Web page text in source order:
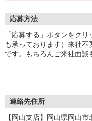
応募方法
「応募する」ボタンをク
も承っております）来社
です。もちろんご来社面談
連絡先住所
【岡山支店】岡山県岡山